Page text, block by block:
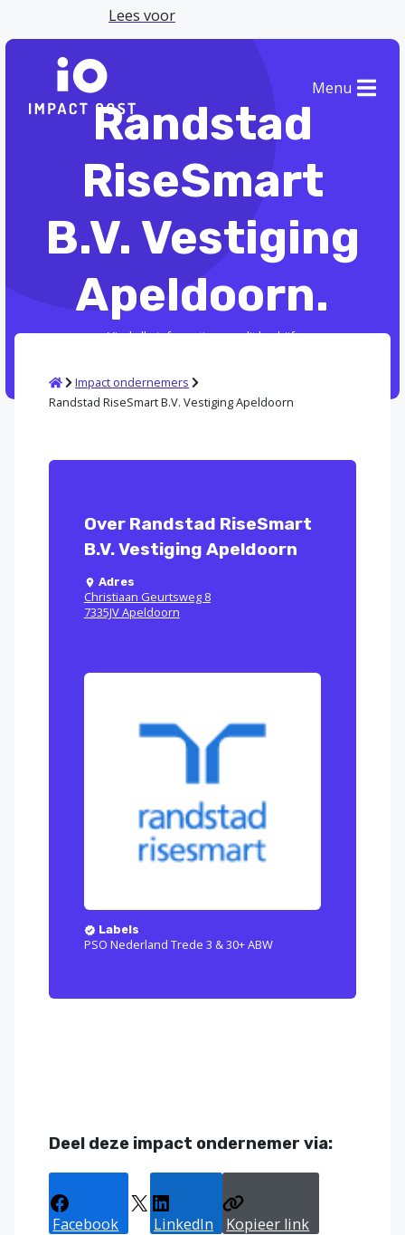
Lees voor
Menu
Randstad
RiseSmart
B.V. Vestiging
Apeldoorn.
Vind alle informatie over dit bedrijf.
HomeImpact ondernemers
Randstad RiseSmart B.V. Vestiging Apeldoorn
Over Randstad RiseSmart
B.V. Vestiging Apeldoorn
Adres
Christiaan Geurtsweg 8
7335JV Apeldoorn
Labels
PSO Nederland Trede 3 & 30+ ABW
Deel deze impact ondernemer via:
Facebook LinkedIn Kopieer link